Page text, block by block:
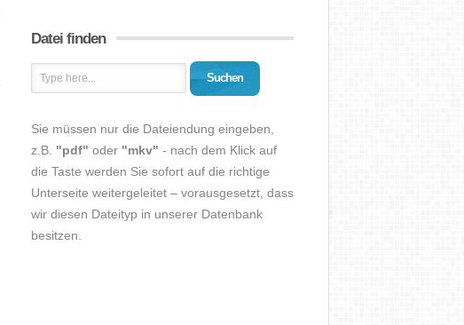
Datei finden
Suchen
Sie müssen nur die Dateiendung eingeben,
z.B. "pdf" oder "mkv" - nach dem Klick auf
die Taste werden Sie sofort auf die richtige
Unterseite weitergeleitet – vorausgesetzt, dass
wir diesen Dateityp in unserer Datenbank
besitzen.